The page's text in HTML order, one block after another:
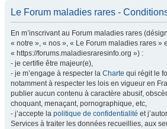
Le Forum maladies rares -
En m’inscrivant au Forum maladies rares
« notre », « nos », « Le Forum maladies rares »
« https://forums.maladiesraresinfo.org ») :
- je certifie être majeur(e),
- je m’engage à respecter la Charte qui régit le
notamment à respecter les lois en vigueur en
publier aucun contenu à caractère abusif,
choquant, menaçant, pornographique, etc,
- j’accepte la politique de confidentialité et
Services à traiter les données recueillies, aux